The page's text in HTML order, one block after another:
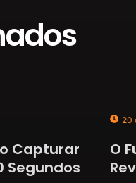
Capturar
Segundos
20
O